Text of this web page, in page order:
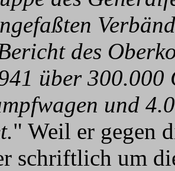
des
über 300.000
und
" Weil er gegen
schriftlich um